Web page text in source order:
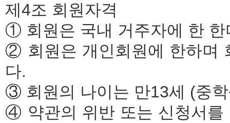
제4조 회원자격
① 회원은 국내 거주자에 한 한
② 회원은 개인회원에 한하며
다.
③ 회원의 나이는 만13세 (중
④ 약관의 위반 또는 신청서를